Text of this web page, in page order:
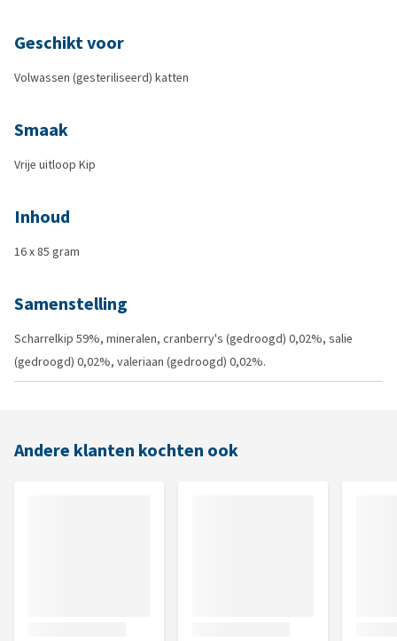
Geschikt voor
Volwassen (gesteriliseerd) katten
Smaak
Vrije uitloop Kip
Inhoud
16 x 85 gram
Samenstelling
Scharrelkip 59%, mineralen, cranberry's (gedroogd) 0,02%, salie
(gedroogd) 0,02%, valeriaan (gedroogd) 0,02%.
Andere klanten kochten ook